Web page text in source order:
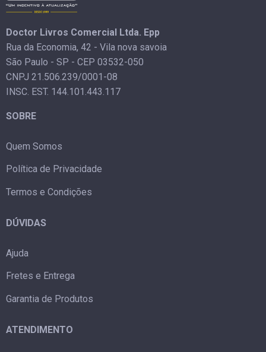
Doctor Livros Comercial Ltda. Epp
Rua da Economia, 42 - Vila nova savoia
São Paulo - SP - CEP 03532-050
CNPJ 21.506.239/0001-08
INSC. EST. 144.101.443.117
SOBRE
Quem Somos
Política de Privacidade
Termos e Condições
DÚVIDAS
Ajuda
Fretes e Entrega
Garantia de Produtos
ATENDIMENTO